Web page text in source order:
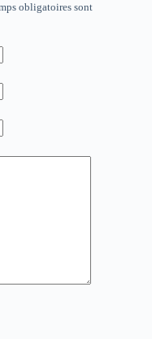
obligatoires sont